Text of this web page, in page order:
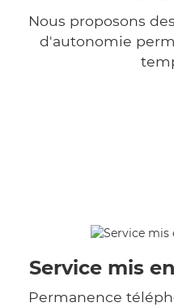
Nous proposons
d'autonomie
Service mis
Permanence